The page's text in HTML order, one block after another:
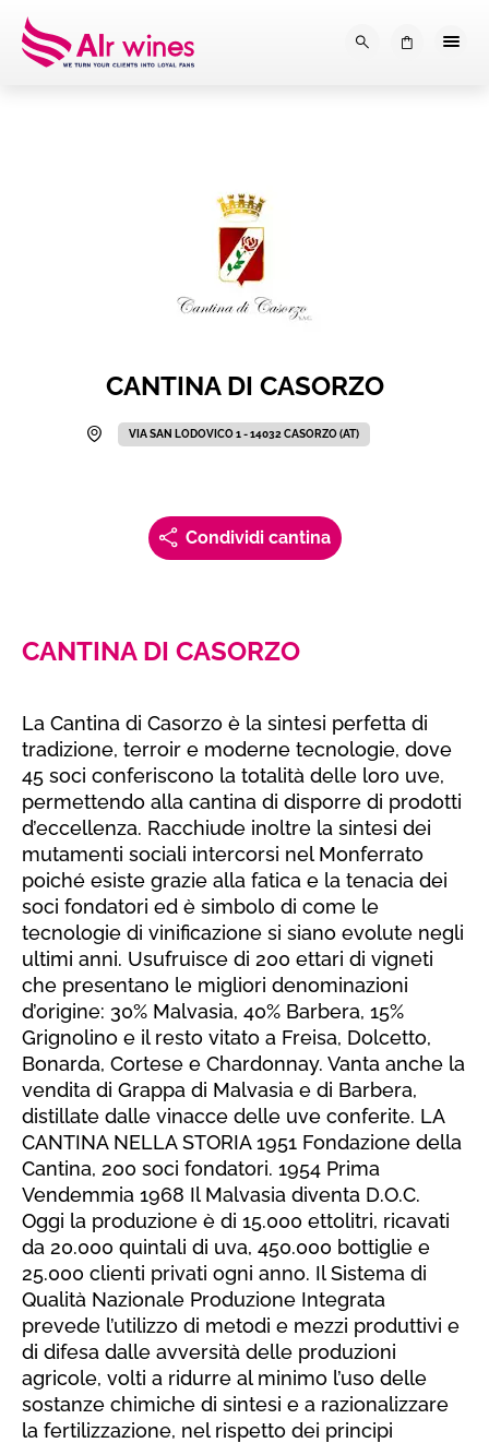
Dalla loro vendemmia, alla
CANTINA DI CASORZO
VIA SAN LODOVICO 1 - 14032 CASORZO (AT)
Condividi cantina
CANTINA DI CASORZO
La Cantina di Casorzo è la sintesi perfetta di
tradizione, terroir e moderne tecnologie, dove
45 soci conferiscono la totalità delle loro uve,
permettendo alla cantina di disporre di prodotti
d’eccellenza. Racchiude inoltre la sintesi dei
mutamenti sociali intercorsi nel Monferrato
poiché esiste grazie alla fatica e la tenacia dei
soci fondatori ed è simbolo di come le
tecnologie di vinificazione si siano evolute negli
ultimi anni. Usufruisce di 200 ettari di vigneti
che presentano le migliori denominazioni
d’origine: 30% Malvasia, 40% Barbera, 15%
Grignolino e il resto vitato a Freisa, Dolcetto,
Bonarda, Cortese e Chardonnay. Vanta anche la
vendita di Grappa di Malvasia e di Barbera,
distillate dalle vinacce delle uve conferite. LA
CANTINA NELLA STORIA 1951 Fondazione della
Cantina, 200 soci fondatori. 1954 Prima
Vendemmia 1968 Il Malvasia diventa D.O.C.
Oggi la produzione è di 15.000 ettolitri, ricavati
da 20.000 quintali di uva, 450.000 bottiglie e
25.000 clienti privati ogni anno. Il Sistema di
Qualità Nazionale Produzione Integrata
prevede l’utilizzo di metodi e mezzi produttivi e
di difesa dalle avversità delle produzioni
agricole, volti a ridurre al minimo l’uso delle
sostanze chimiche di sintesi e a razionalizzare
la fertilizzazione, nel rispetto dei principi